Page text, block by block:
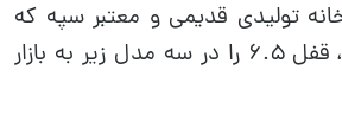
تولیدی قدیمی و معتبر سپه که
کیفیت بی‌نظیری در محصولات خود ارائه میکند، قفل ۶.۵ را در سه مدل زیر به بازار